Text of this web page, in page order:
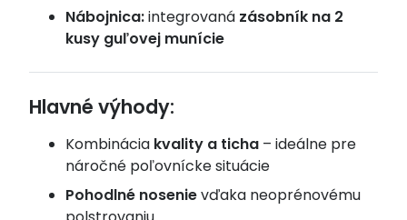
Nábojnica:integrovaná zásobník na 2
kusy guľovej munície
Hlavné výhody:
Kombinácia kvality a ticha – ideálne pre
náročné poľovnícke situácie
Pohodlné nosenievďaka neoprénovému